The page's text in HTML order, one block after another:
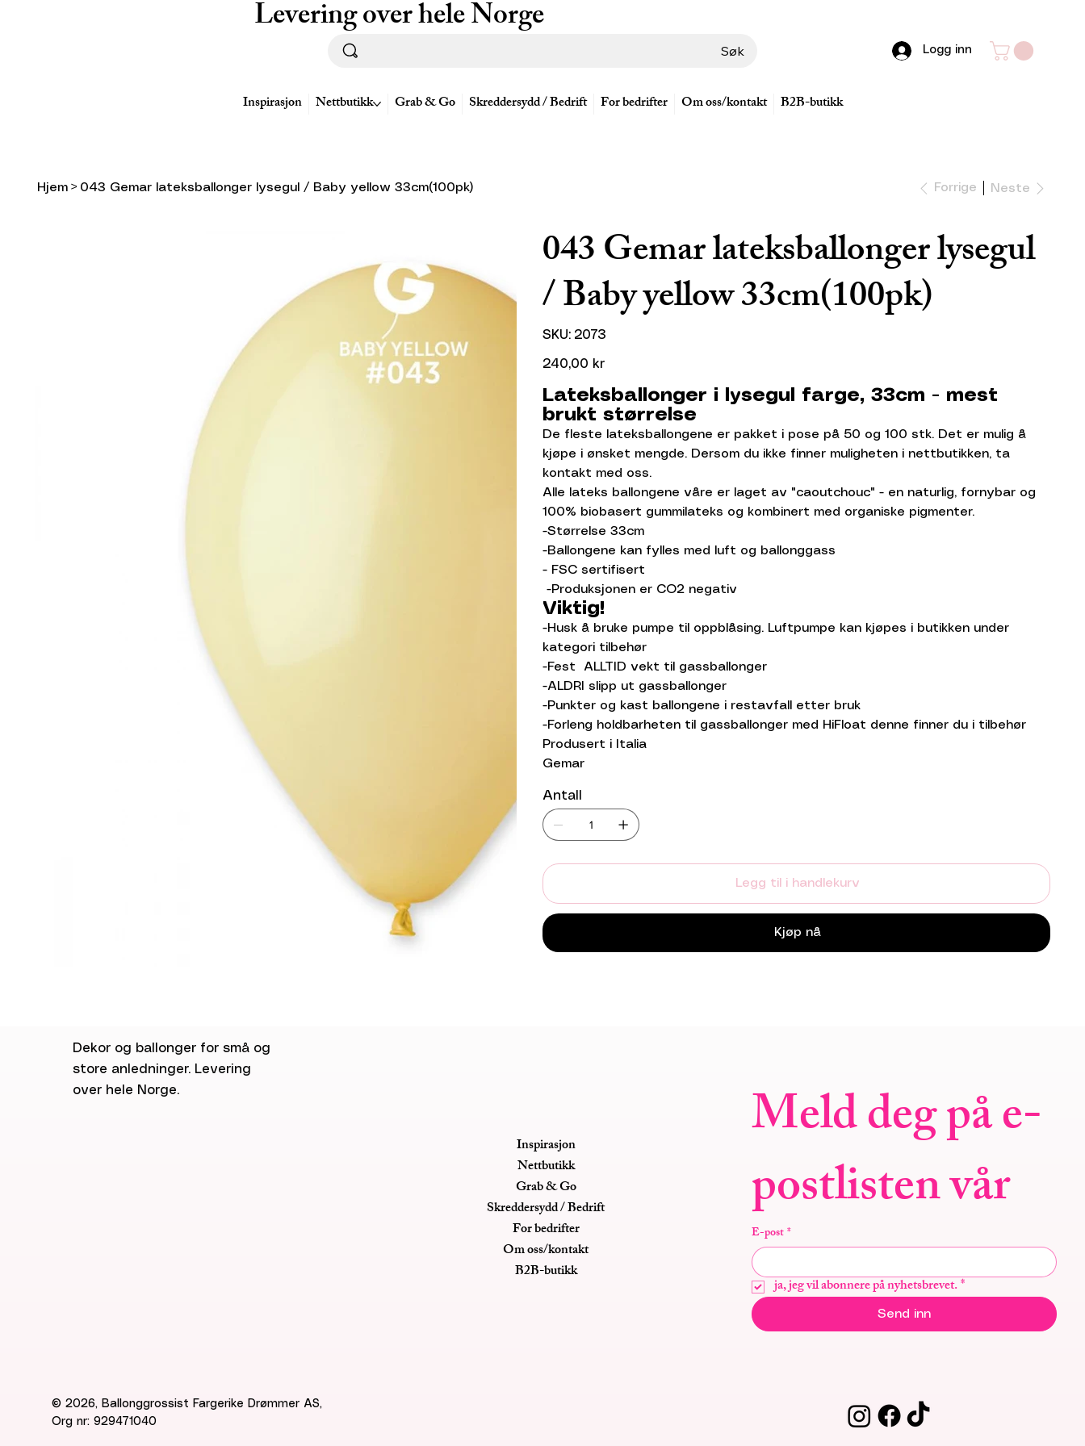
Levering over hele Norge
Søk
Inspirasjon Nettbutikk Grab & Go Skreddersydd / Bedrift For bedrifter Om oss/kontakt B2B-butikk
Logg inn
Hjem > 043 Gemar lateksballonger lysegul / Baby yellow 33cm(100pk) Forrige Neste
043 Gemar lateksballonger lysegul
/ Baby yellow 33cm(100pk)
SKU: SKU
2073
2073
Pris
240,00 kr
Lateksballonger i lysegul farge, 33cm - mest
brukt størrelse
De fleste lateksballongene er pakket i pose på 50 og 100 stk. Det er mulig å
kjøpe i ønsket mengde. Dersom du ikke finner muligheten i nettbutikken, ta
kontakt med oss.
Alle lateks ballongene våre er laget av "caoutchouc" - en naturlig, fornybar og
100% biobasert gummilateks og kombinert med organiske pigmenter.
-Størrelse 33cm
-Ballongene kan fylles med luft og ballonggass
- FSC sertifisert
-Produksjonen er CO2 negativ
Viktig!
-Husk å bruke pumpe til oppblåsing. Luftpumpe kan kjøpes i butikken under
kategori tilbehør
-Fest ALLTID vekt til gassballonger
-ALDRI slipp ut gassballonger
-Punkter og kast ballongene i restavfall etter bruk
-Forleng holdbarheten til gassballonger med HiFloat denne finner du i tilbehør
Produsert i Italia
Gemar
Antall
Legg til i handlekurv
Kjøp nå
Meld deg på e-
postlisten vår
E-post*
ja, jeg vil abonnere på nyhetsbrevet.*
Send inn
Dekor og ballonger for små og
store anledninger. Levering
over hele Norge.
© 2026, Ballonggrossist Fargerike Drømmer AS,
Org nr: 929471040
Inspirasjon
Nettbutikk
Grab & Go
Skreddersydd / Bedrift
For bedrifter
Om oss/kontakt
B2B-butikk